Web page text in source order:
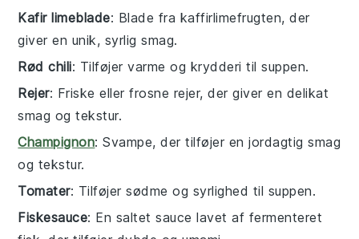
Kafir limeblade: Blade fra kaffirlimefrugten, der
giver en unik, syrlig smag.
Rød chili: Tilføjer varme og krydderi til suppen.
Rejer: Friske eller frosne rejer, der giver en delikat
smag og tekstur.
Champignon: Svampe, der tilføjer en jordagtig smag
og tekstur.
Tomater: Tilføjer sødme og syrlighed til suppen.
Fiskesauce: En saltet sauce lavet af fermenteret